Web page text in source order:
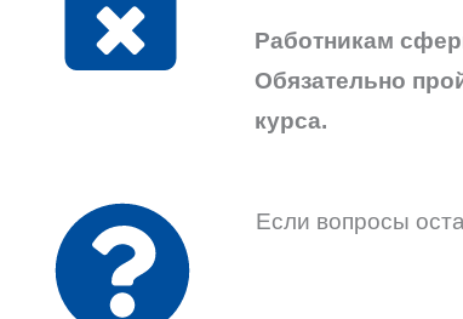
Работникам
Обязательно
курса.
Если вопросы